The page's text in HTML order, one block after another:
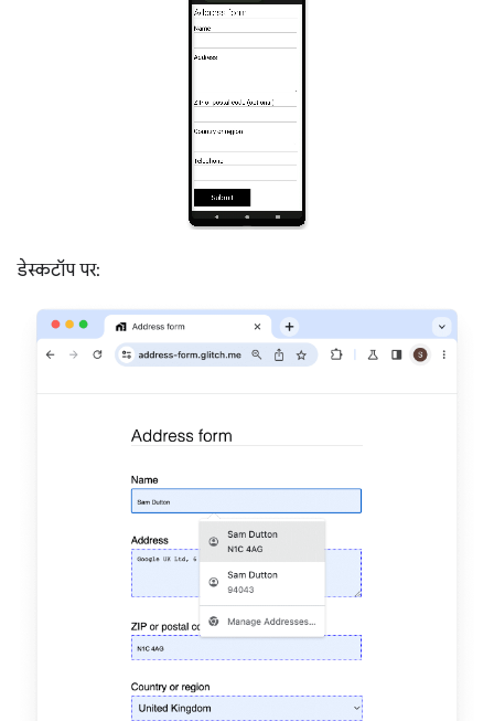
डेस्कटॉप पर: